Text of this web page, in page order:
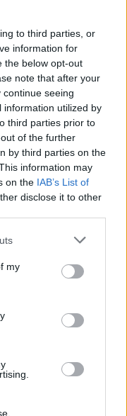
to third parties, or
information for
the below opt-out
note that after your
seeing
information utilized by
third parties prior to
of the further
by third parties on the
information may
on the IAB’s List of
disclose it to other
my
di mezza estate a
Fabbrica Alta diventa
al Castello di
nozze di Figaro” di
d’Italia Intesa